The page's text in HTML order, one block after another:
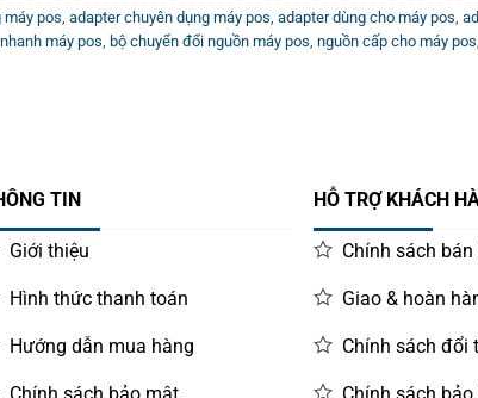
máy pos, adapter chuyên dụng máy pos, adapter dùng cho máy pos,
máy pos, bộ chuyển đổi nguồn máy pos, nguồn cấp cho máy pos,
TIN
Giới thiệu
Hình thức thanh toán
Hướng dẫn mua hàng
HỖ TRỢ KHÁCH
Chính sách bán
Giao & hoàn
Chính sách đổi